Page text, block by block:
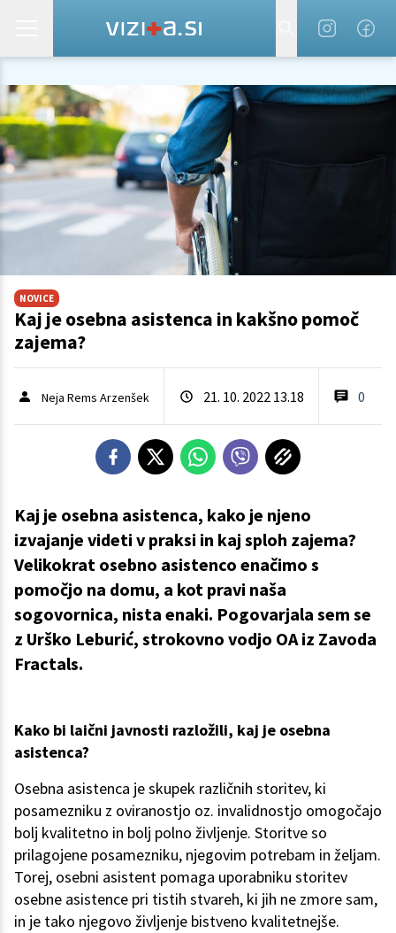
NOVICE
Kaj je osebna asistenca in kakšno pomoč
zajema?
Neja Rems Arzenšek 21. 10. 2022 13.18 0
Kaj je osebna asistenca, kako je njeno
izvajanje videti v praksi in kaj sploh zajema?
Velikokrat osebno asistenco enačimo s
pomočjo na domu, a kot pravi naša
sogovornica, nista enaki. Pogovarjala sem se
z Urško Leburić, strokovno vodjo OA iz Zavoda
Fractals.
Kako bi laični javnosti razložili, kaj je osebna
asistenca?
Osebna asistenca je skupek različnih storitev, ki
posamezniku z oviranostjo oz. invalidnostjo omogočajo
bolj kvalitetno in bolj polno življenje. Storitve so
prilagojene posamezniku, njegovim potrebam in željam.
Torej, osebni asistent pomaga uporabniku storitev
osebne asistence pri tistih stvareh, ki jih ne zmore sam,
in je tako njegovo življenje bistveno kvalitetnejše.